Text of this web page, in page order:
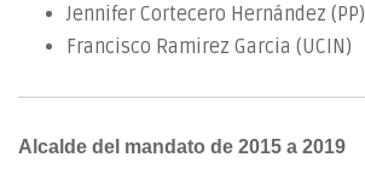
Jennifer Cortecero Hernández (PP)
Francisco Ramirez Garcia (UCIN)
Alcalde del mandato de 2015 a 2019